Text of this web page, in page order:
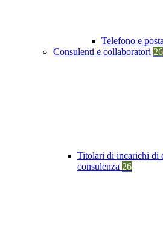
Telefono e
Consulenti e collaboratori 26
Titolari di incarichi di
consulenza 26